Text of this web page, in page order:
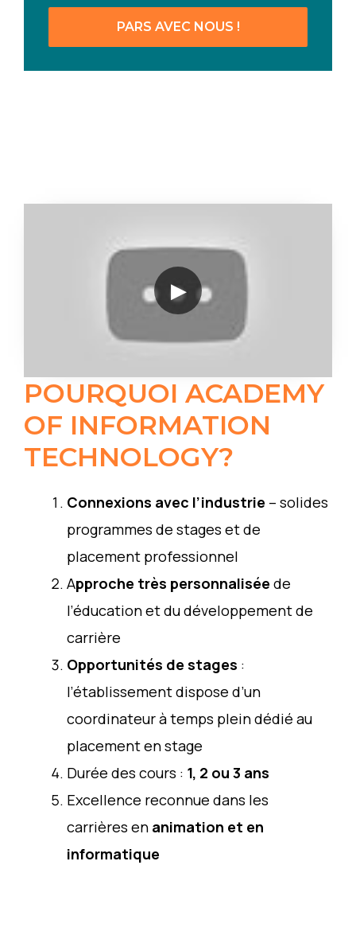
PARS AVEC NOUS !
POURQUOI ACADEMY
OF INFORMATION
TECHNOLOGY?
Connexions avec l’industrie – solides
programmes de stages et de
placement professionnel
Approche très personnalisée de
l’éducation et du développement de
carrière
Opportunités de stages :
l’établissement dispose d’un
coordinateur à temps plein dédié au
placement en stage
Durée des cours : 1, 2 ou 3 ans
Excellence reconnue dans les
carrières en animation et en
informatique